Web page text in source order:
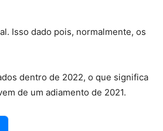
Isso dado pois, normalmente, os
dentro de 2022, o que significa
de um adiamento de 2021.